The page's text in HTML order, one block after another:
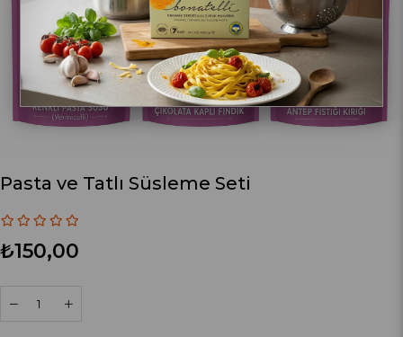
Pasta ve Tatlı Süsleme Seti
₺150,00